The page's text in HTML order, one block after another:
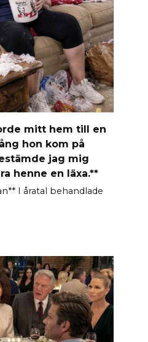
mitt hem till en
hon kom på
jag mig
henne en läxa.**
I åratal behandlade